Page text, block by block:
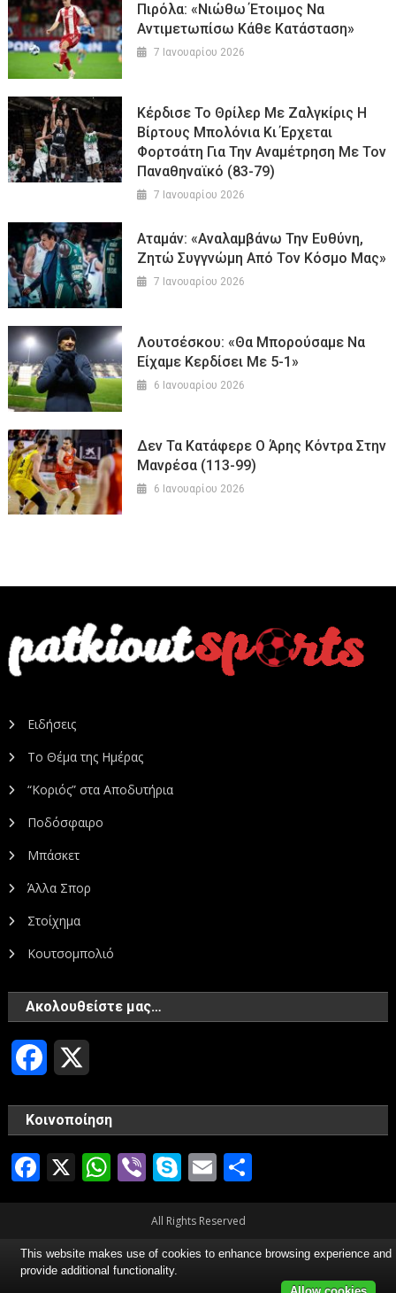
Πιρόλα: «Νιώθω Έτοιμος Να
Αντιμετωπίσω Κάθε Κατάσταση»
7 Ιανουαρίου 2026
Κέρδισε Το Θρίλερ Με Ζαλγκίρις Η
Βίρτους Μπολόνια Κι Έρχεται
Φορτσάτη Για Την Αναμέτρηση Με Τον
Παναθηναϊκό (83-79)
7 Ιανουαρίου 2026
Αταμάν: «Αναλαμβάνω Την Ευθύνη,
Ζητώ Συγγνώμη Από Τον Κόσμο Μας»
7 Ιανουαρίου 2026
Λουτσέσκου: «Θα Μπορούσαμε Να
Είχαμε Κερδίσει Με 5-1»
6 Ιανουαρίου 2026
Δεν Τα Κατάφερε Ο Άρης Κόντρα Στην
Μανρέσα (113-99)
6 Ιανουαρίου 2026
Ειδήσεις
Το Θέμα της Ημέρας
“Κοριός” στα Αποδυτήρια
Ποδόσφαιρο
Μπάσκετ
Άλλα Σπορ
Στοίχημα
Κουτσομπολιό
Ακολουθείστε μας…
Facebook
Κοινοποίηση
Facebook
X WhatsApp
ViberSkype
Email
All Rights Reserved
This website makes use of cookies to enhance browsing experience and
provide additional functionality.